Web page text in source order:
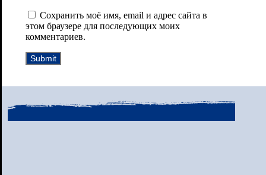
Сохранить моё имя, email и адрес сайта в
этом браузере для последующих моих
комментариев.